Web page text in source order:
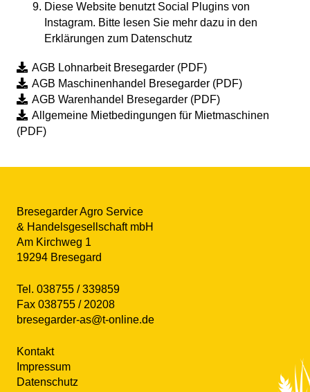
Diese Website benutzt Social Plugins von
Instagram. Bitte lesen Sie mehr dazu in den
Erklärungen zum Datenschutz
AGB Lohnarbeit Bresegarder (PDF)
AGB Maschinenhandel Bresegarder (PDF)
AGB Warenhandel Bresegarder (PDF)
Allgemeine Mietbedingungen für Mietmaschinen
(PDF)
Bresegarder Agro Service
& Handelsgesellschaft mbH
Am Kirchweg 1
19294 Bresegard
Tel. 038755 / 339859
Fax 038755 / 20208
bresegarder-as@t-online.de
Kontakt
Impressum
Datenschutz